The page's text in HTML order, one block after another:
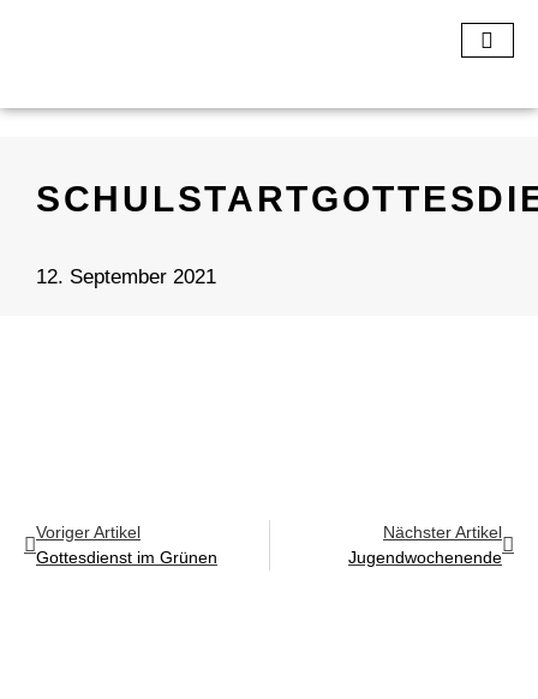
12. September 2021
Voriger Artikel
Gottesdienst im Grünen
Nächster Artikel
Jugendwochenende